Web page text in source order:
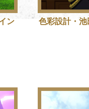
ン
色彩設計・